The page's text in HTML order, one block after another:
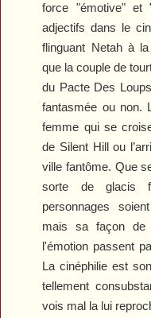
force "émotive" et
adjectifs dans le
flinguant Netah à
que la couple de
du Pacte Des Loups
fantasmée ou non.
femme qui se
de Silent Hillou
ville fantôme. Que
sorte de glacis
personnages
mais sa façon
l'émotion passent
La cinéphilie est
tellement
vois mal la lui